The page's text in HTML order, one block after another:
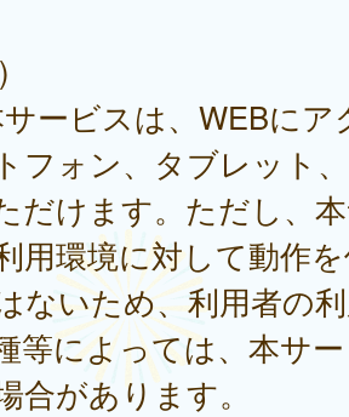
ービスは、WEBにア
フォン、タブレット
だけます。ただし、
用環境に対して動作
ないため、利用者の
等によっては、本サ
合があります。